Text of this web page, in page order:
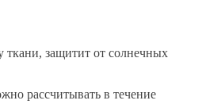
ткани, защитит от солнечных
рассчитывать в течение